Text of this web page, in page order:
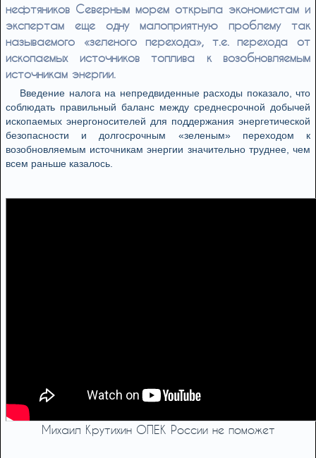
нефтяников Северным морем открыла экономистам и
экспертам еще одну малоприятную проблему так
называемого «зеленого перехода», т.е. перехода от
ископаемых источников топлива к возобновляемым
источникам энергии.
Введение налога на непредвиденные расходы показало, что
соблюдать правильный баланс между среднесрочной добычей
ископаемых энергоносителей для поддержания энергетической
безопасности и долгосрочным «зеленым» переходом к
возобновляемым источникам энергии значительно труднее, чем
всем раньше казалось.
Михаил Крутихин ОПЕК России не поможет